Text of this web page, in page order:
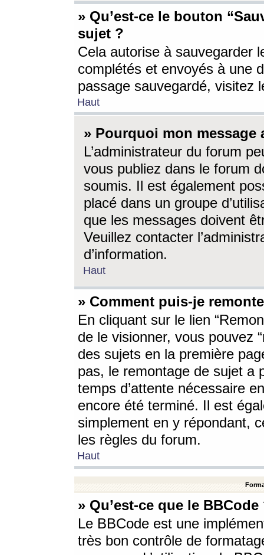
» Qu’est-ce le bouton
sujet ?
Cela autorise à sauvegarder
complétés et envoyés à une
passage sauvegardé, visitez
Haut
» Pourquoi mon message
L’administrateur du forum
vous publiez dans le forum
soumis. Il est également
placé dans un groupe
que les messages doivent
Veuillez contacter
d’information.
Haut
» Comment puis-je
En cliquant sur le lien
de le visionner, vous pouvez
des sujets en la première
pas, le remontage de sujet a
temps d’attente nécessaire
encore été terminé. Il est
simplement en y répondant,
les règles du forum.
Haut
» Qu’est-ce que le BBCode
Le BBCode est une
très bon contrôle de